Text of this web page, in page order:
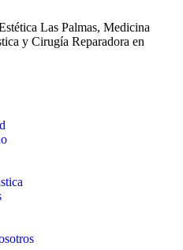
Las Palmas, Medicina
y Cirugía Reparadora en